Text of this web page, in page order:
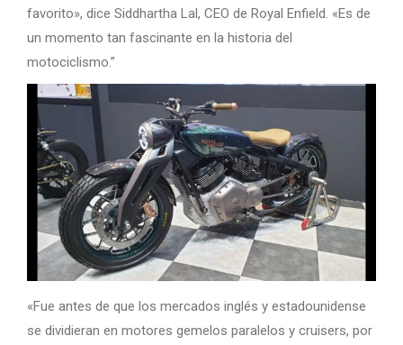
favorito», dice Siddhartha Lal, CEO de Royal Enfield. «Es de
un momento tan fascinante en la historia del
motociclismo.”
«Fue antes de que los mercados inglés y estadounidense
se dividieran en motores gemelos paralelos y cruisers, por